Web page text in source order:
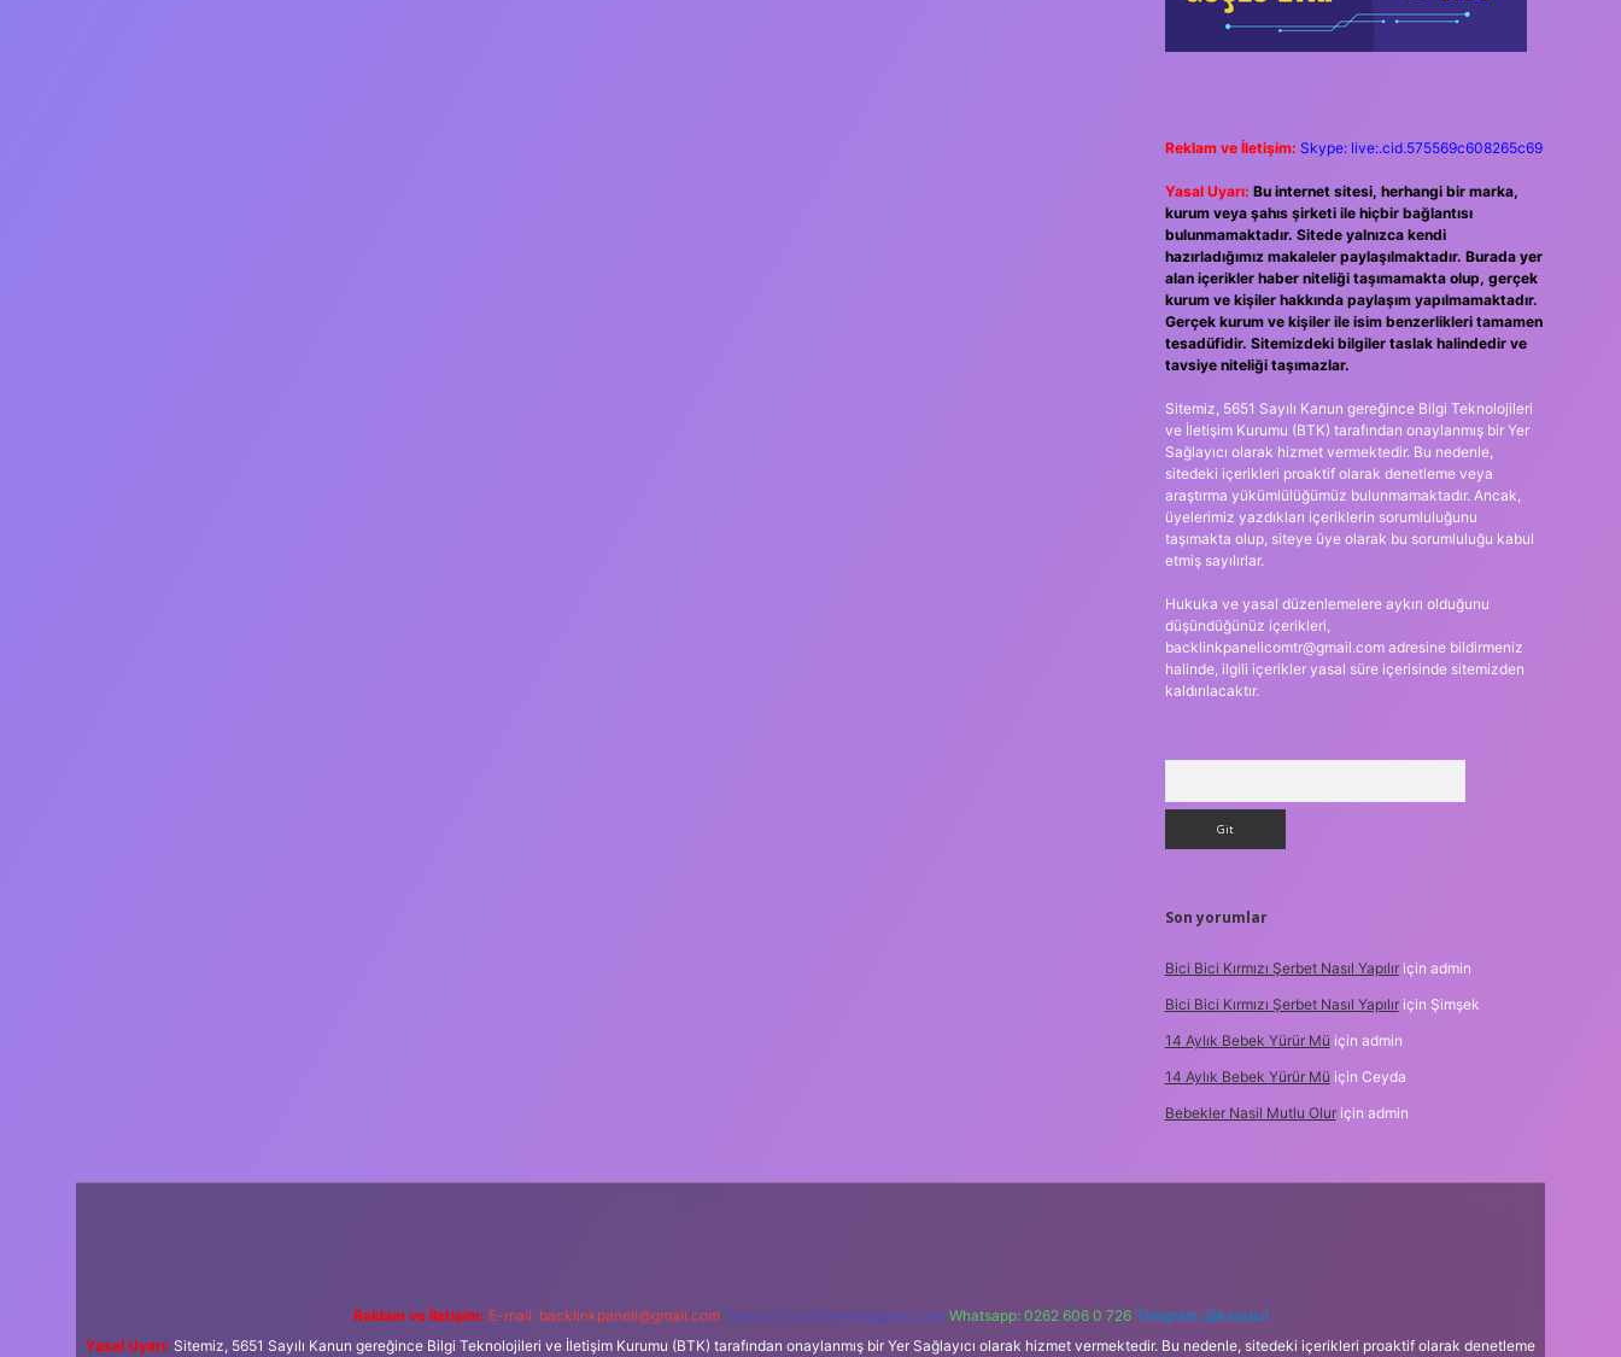
Reklam ve İletişim: Skype: live:.cid.575569c608265c69
Yasal Uyarı: Bu internet sitesi, herhangi bir marka,
kurum veya şahıs şirketi ile hiçbir bağlantısı
bulunmamaktadır. Sitede yalnızca kendi
hazırladığımız makaleler paylaşılmaktadır. Burada yer
alan içerikler haber niteliği taşımamakta olup, gerçek
kurum ve kişiler hakkında paylaşım yapılmamaktadır.
Gerçek kurum ve kişiler ile isim benzerlikleri tamamen
tesadüfidir. Sitemizdeki bilgiler taslak halindedir ve
tavsiye niteliği taşımazlar.
Sitemiz, 5651 Sayılı Kanun gereğince Bilgi Teknolojileri
ve İletişim Kurumu (BTK) tarafından onaylanmış bir Yer
Sağlayıcı olarak hizmet vermektedir. Bu nedenle,
sitedeki içerikleri proaktif olarak denetleme veya
araştırma yükümlülüğümüz bulunmamaktadır. Ancak,
üyelerimiz yazdıkları içeriklerin sorumluluğunu
taşımakta olup, siteye üye olarak bu sorumluluğu kabul
etmiş sayılırlar.
Hukuka ve yasal düzenlemelere aykırı olduğunu
düşündüğünüz içerikleri,
backlinkpanelicomtr@gmail.comadresine bildirmeniz
halinde, ilgili içerikler yasal süre içerisinde sitemizden
kaldırılacaktır.
Son yorumlar
Bici Bici Kırmızı Şerbet Nasıl Yapılıriçin admin
Bici Bici Kırmızı Şerbet Nasıl Yapılıriçin Şimşek
14 Aylık Bebek Yürür Mü için admin
14 Aylık Bebek Yürür Mü için Ceyda
Bebekler Nasil Mutlu Oluriçin admin
Reklam ve İletişim: E-mail: backlinkpaneli@gmail.com Teams: forumhizmeti@gmail.com Whatsapp: 0262 606 0 726 Telegram: @karabul
Yasal Uyarı: Sitemiz, 5651 Sayılı Kanun gereğince Bilgi Teknolojileri ve İletişim Kurumu (BTK) tarafından onaylanmış bir Yer Sağlayıcı olarak hizmet vermektedir. Bu nedenle, sitedeki içerikleri proaktif olarak denetleme